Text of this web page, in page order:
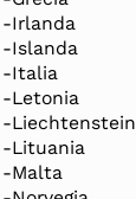
-Irlanda
-Islanda
-Italia
-Letonia
-Liechtenstein
-Lituania
-Malta